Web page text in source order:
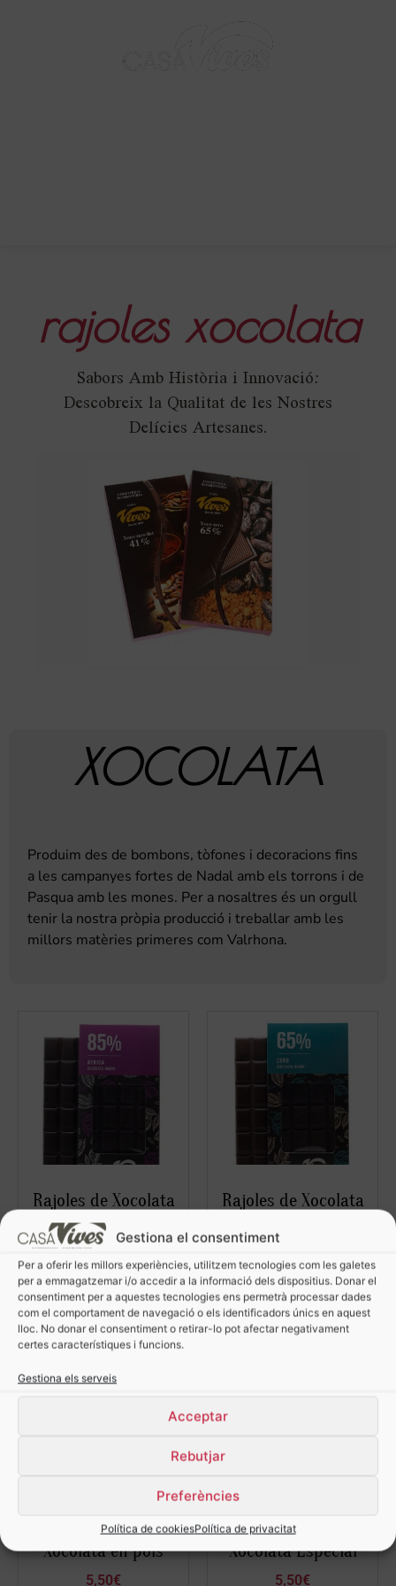
Gestiona el consentiment
Per a oferir les millors experiències, utilitzem tecnologies com les galetes
per a emmagatzemar i/o accedir a la informació dels dispositius. Donar el
consentiment per a aquestes tecnologies ens permetrà processar dades
com el comportament de navegació o els identificadors únics en aquest
lloc. No donar el consentiment o retirar-lo pot afectar negativament
certes característiques i funcions.
Gestiona els serveis
Acceptar
Rebutjar
Preferències
Política de cookiesPolítica de privacitat
BARCELONA - 1895
rajoles xocolata
Sabors Amb Història i Innovació:
Descobreix la Qualitat de les Nostres
Delícies Artesanes.
XOCOLATA
Produim des de bombons, tòfones i decoracions fins
a les campanyes fortes de Nadal amb els torrons i de
Pasqua amb les mones. Per a nosaltres és un orgull
tenir la nostra pròpia producció i treballar amb les
millors matèries primeres com Valrhona.
Rajoles de Xocolata
4,00 €
Selecciona opcions
Rajoles de Xocolata
Selecciona opcions
Xocolata en pols
5,50€
Xocolata Especial
5,50€